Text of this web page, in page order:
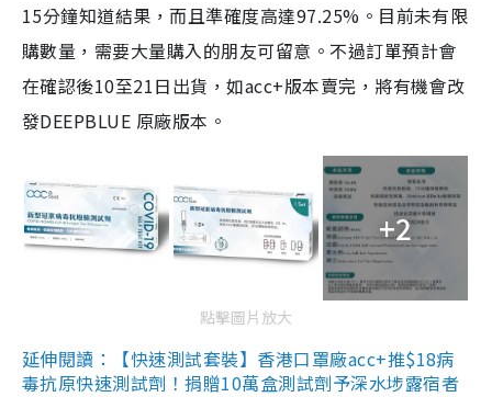
15分鐘知道結果，而且準確度高達97.25%。目前未有限
購數量，需要大量購入的朋友可留意。不過訂單預計會
在確認後10至21日出貨，如acc+版本賣完，將有機會改
發DEEPBLUE 原廠版本。
+2
點擊圖片放大
延伸閱讀：【快速測試套裝】香港口罩廠acc+推$18病
毒抗原快速測試劑！捐贈10萬盒測試劑予深水埗露宿者